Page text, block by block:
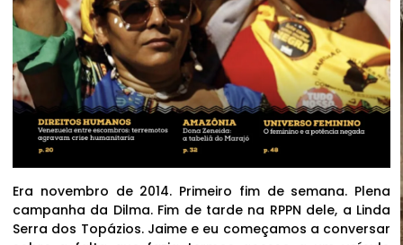
Era novembro de 2014. Primeiro fim de semana. Plena
campanha da Dilma. Fim de tarde na RPPN dele, a Linda
Serra dos Topázios. Jaime e eu começamos a conversar